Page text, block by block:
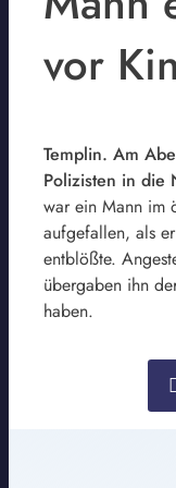
vor
Templin. Am
Polizisten in die
war ein Mann im
aufgefallen, als
entblößte.
übergaben ihn
haben.